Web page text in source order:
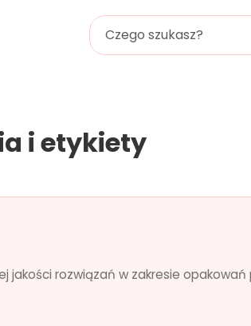
i etykiety
jakości rozwiązań w zakresie opakowań